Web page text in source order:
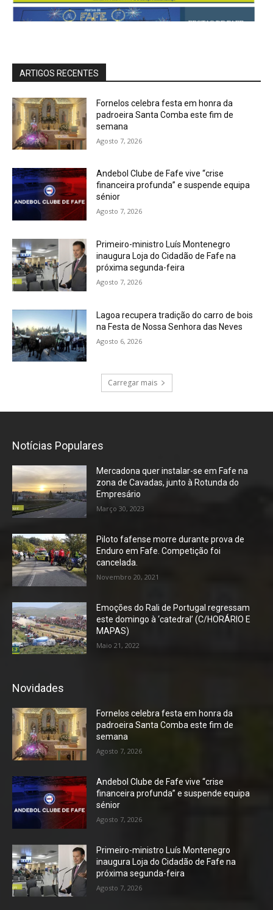
ARTIGOS RECENTES
Fornelos celebra festa em honra da
padroeira Santa Comba este fim de
semana
Agosto 7, 2026
Andebol Clube de Fafe vive “crise
financeira profunda” e suspende equipa
sénior
Agosto 7, 2026
Primeiro-ministro Luís Montenegro
inaugura Loja do Cidadão de Fafe na
próxima segunda-feira
Agosto 7, 2026
Lagoa recupera tradição do carro de bois
na Festa de Nossa Senhora das Neves
Agosto 6, 2026
Carregar mais
Notícias Populares
Mercadona quer instalar-se em Fafe na
zona de Cavadas, junto à Rotunda do
Empresário
Março 30, 2023
Piloto fafense morre durante prova de
Enduro em Fafe. Competição foi
cancelada.
Novembro 20, 2021
Emoções do Rali de Portugal regressam
este domingo à ‘catedral’ (C/HORÁRIO E
MAPAS)
Maio 21, 2022
Novidades
Fornelos celebra festa em honra da
padroeira Santa Comba este fim de
semana
Agosto 7, 2026
Andebol Clube de Fafe vive “crise
financeira profunda” e suspende equipa
sénior
Agosto 7, 2026
Primeiro-ministro Luís Montenegro
inaugura Loja do Cidadão de Fafe na
próxima segunda-feira
Agosto 7, 2026